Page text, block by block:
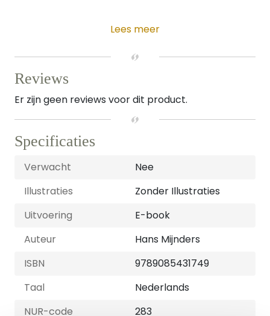
Lees meer
Reviews
Er zijn geen reviews voor dit product.
Specificaties
Verwacht
Nee
Illustraties
Zonder Illustraties
Uitvoering
E-book
Auteur
Hans Mijnders
ISBN
9789085431749
Taal
Nederlands
NUR-code
283